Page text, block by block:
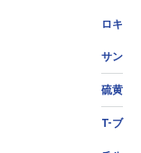
ロキ
サン
硫黄
T-ブ